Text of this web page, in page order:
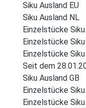
Siku Ausland EU
Siku Ausland NL
Einzelstücke
Einzelstücke
Einzelstücke
Seit dem
Siku Ausland GB
Einzelstücke
Einzelstücke